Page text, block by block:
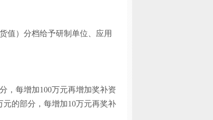
值）分档给予研制单位、应用
，每增加100万元再增加奖补资
的部分，每增加10万元再奖补